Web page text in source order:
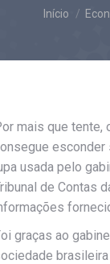
Você está
Início
mais que tente,
usada pelo
de Contas
graças ao